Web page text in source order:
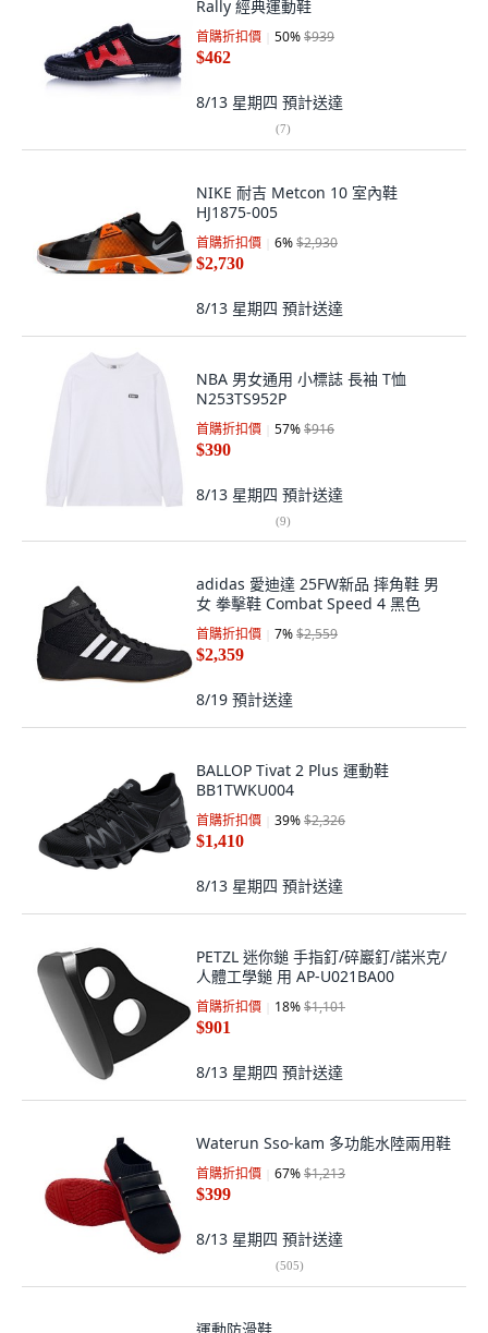
Rally 經典運動鞋
首購折扣價 50%$939
$462
8/13 星期四 預計送達
(7)
NIKE 耐吉 Metcon 10 室內鞋
HJ1875-005
首購折扣價 6%$2,930
$2,730
8/13 星期四 預計送達
NBA 男女通用 小標誌 長袖 T恤
N253TS952P
首購折扣價 57%$916
$390
8/13 星期四 預計送達
(9)
adidas 愛迪達 25FW新品 摔角鞋 男
女 拳擊鞋 Combat Speed 4 黑色
首購折扣價 7%$2,559
$2,359
8/19 預計送達
BALLOP Tivat 2 Plus 運動鞋
BB1TWKU004
首購折扣價 39%$2,326
$1,410
8/13 星期四 預計送達
PETZL 迷你鎚 手指釘/碎巖釘/諾米克/
人體工學鎚 用 AP-U021BA00
首購折扣價 18%$1,101
$901
8/13 星期四 預計送達
Waterun Sso-kam 多功能水陸兩用鞋
首購折扣價 67%$1,213
$399
8/13 星期四 預計送達
(505)